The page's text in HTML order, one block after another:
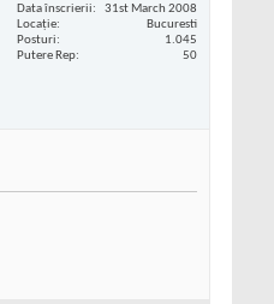
Data înscrierii
31st March 2008
Locaţie
Bucuresti
Posturi
1.045
Putere Rep
50